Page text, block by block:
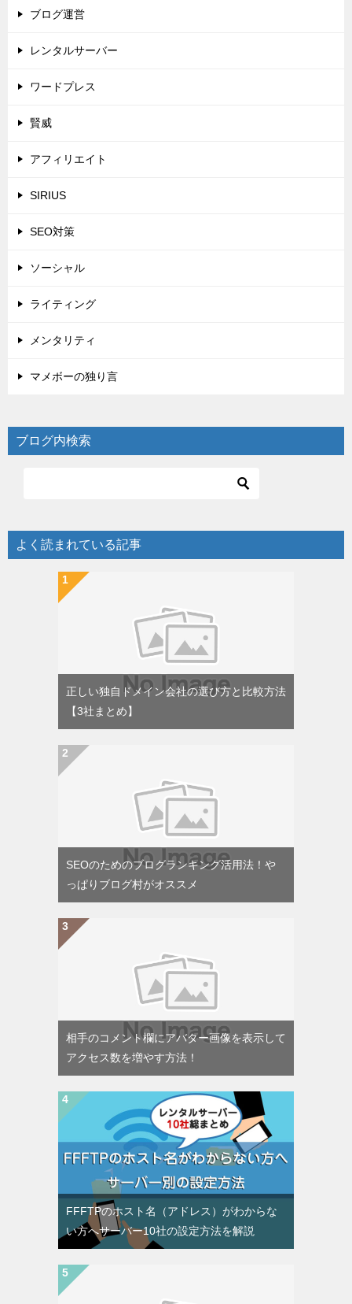
ブログ運営
レンタルサーバー
ワードプレス
賢威
アフィリエイト
SIRIUS
SEO対策
ソーシャル
ライティング
メンタリティ
マメボーの独り言
ブログ内検索
よく読まれている記事
正しい独自ドメイン会社の選び方と比較方法
【3社まとめ】
SEOのためのブログランキング活用法！や
っぱりブログ村がオススメ
相手のコメント欄にアバター画像を表示して
アクセス数を増やす方法！
FFFTPのホスト名（アドレス）がわからな
い方へサーバー10社の設定方法を解説